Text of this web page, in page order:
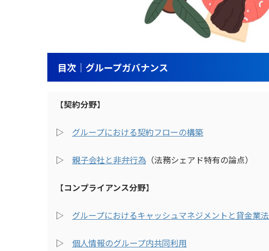
目次｜グループガバナンス
【契約分野】
▷ グループにおける契約フローの構築
▷ 親子会社と非弁行為 （法務シェアド特有の論点）
【コンプライアンス分野】
▷ グループにおけるキャッシュマネジメントと貸金業法
▷ 個人情報のグループ内共同利用